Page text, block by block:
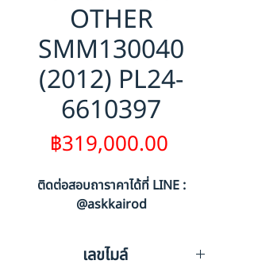
OTHER
SMM130040
(2012) PL24-
6610397
฿319,000.00
ติดต่อสอบถาราคาได้ที่ LINE :
@askkairod
เลขไมล์